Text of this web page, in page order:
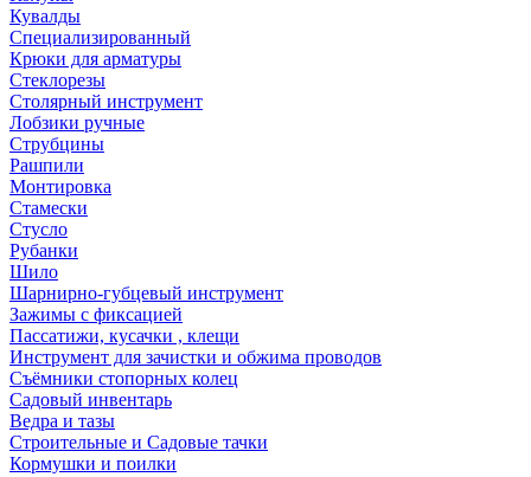
Кувалды
Специализированный
Крюки для арматуры
Стеклорезы
Столярный инструмент
Лобзики ручные
Струбцины
Рашпили
Монтировка
Стамески
Стусло
Рубанки
Шило
Шарнирно-губцевый инструмент
Зажимы с фиксацией
Пассатижи, кусачки , клещи
Инструмент для зачистки и обжима проводов
Съёмники стопорных колец
Садовый инвентарь
Ведра и тазы
Строительные и Садовые тачки
Кормушки и поилки